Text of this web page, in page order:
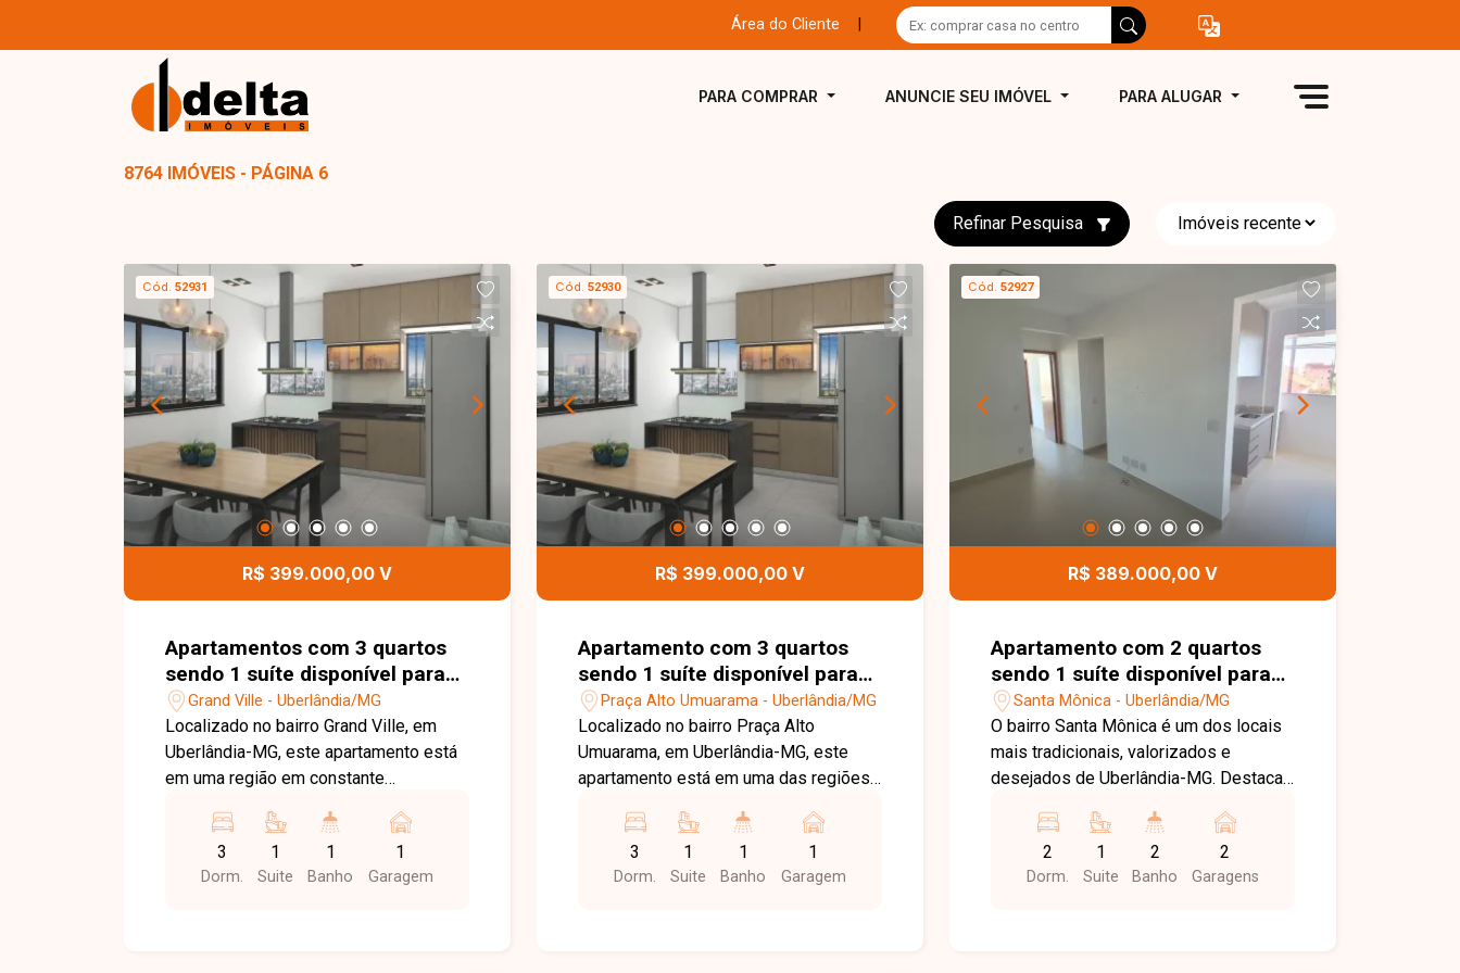
Área do Cliente
PARA COMPRAR ANUNCIE SEU IMÓVEL PARA ALUGAR
8764 IMÓVEIS - PÁGINA 6
Refinar Pesquisa
Cód. 52931
R$ 399.000,00 V
Apartamentos com 3 quartos
sendo 1 suíte disponível para
venda no bairro Grand Ville em
Uberlândia-MG
Grand Ville - Uberlândia/MG
Localizado no bairro Grand Ville, em
Uberlândia-MG, este apartamento está
em uma região em constante
excelente infraestrutura e fácil acesso
às principais vias da cidade. Próximo a
supermercados, escolas, farmácias,
3
Dorm.
1
Suite
1
Banho
1
Garagem
Cód. 52930
R$ 399.000,00 V
Apartamento com 3 quartos
sendo 1 suíte disponível para
venda no bairro Praça Alto
Umuarama em Uberlândia-MG
Praça Alto Umuarama - Uberlândia/MG
Localizado no bairro Praça Alto
Umuarama, em Uberlândia-MG, este
apartamento está em uma das regiões
cidade, oferecendo excelente
infraestrutura, fácil acesso às principais
avenidas e proximidade com
3
Dorm.
1
Suite
1
Banho
1
Garagem
Cód. 52927
R$ 389.000,00 V
Apartamento com 2 quartos
sendo 1 suíte disponível para
venda no bairro Santa Mônica
em Uberlândia-MG
Santa Mônica - Uberlândia/MG
O bairro Santa Mônica é um dos locais
mais tradicionais, valorizados e
desejados de Uberlândia-MG. Destaca-
excelente localização, abrigando o
campus da UFU, uma vasta rede de
comércios, supermercados, farmácias,
2
Dorm.
1
Suite
2
Banho
2
Garagens